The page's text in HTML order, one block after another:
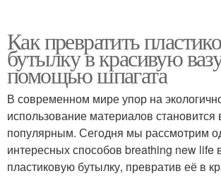
Как превратить
бутылку в красивую
помощью шпагата
В современном мире упор на
использование материалов становится
популярным. Сегодня мы рассмотрим
интересных способов breathing new life
пластиковую бутылку, превратив её в